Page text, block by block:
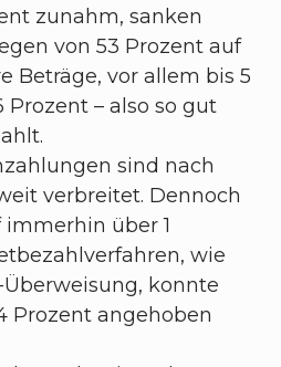
zunahm, sanken
von 53 Prozent auf
Beträge, vor allem bis 5
Prozent – also so gut
sind nach
verbreitet. Dennoch
über 1
wie
konnte
Prozent angehoben